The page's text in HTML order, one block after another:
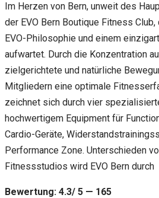
Im Herzen von Bern, unweit des
der EVO Bern Boutique Fitness
EVO-Philosophie und einem
aufwartet. Durch die Konzentration
zielgerichtete und natürliche
Mitgliedern eine optimale
zeichnet sich durch vier
hochwertigem Equipment für
Cardio-Geräte,
Performance Zone. Unterschieden
Fitnessstudios wird EVO Bern durch
Bewertung: 4.3/ 5 — 165